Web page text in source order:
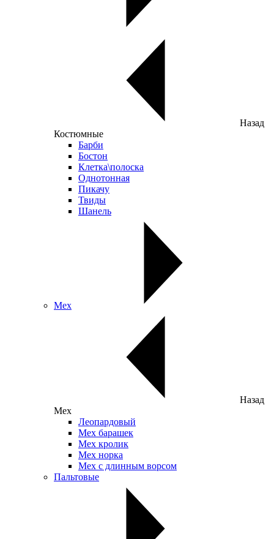
Назад
Костюмные
Барби
Бостон
Клетка\полоска
Однотонная
Пикачу
Твиды
Шанель
Мех
Назад
Мех
Леопардовый
Мех барашек
Мех кролик
Мех норка
Мех с длинным ворсом
Пальтовые